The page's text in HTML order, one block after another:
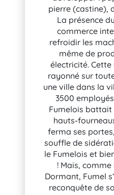
pierre (castine),
La présence
commerce
refroidir les
même de
électricité. Cette
rayonné sur
une ville dans la
3500
Fumelois battait
hauts-
ferma ses
souffle de
le Fumelois et
! Mais,
Dormant, Fumel
reconquête de